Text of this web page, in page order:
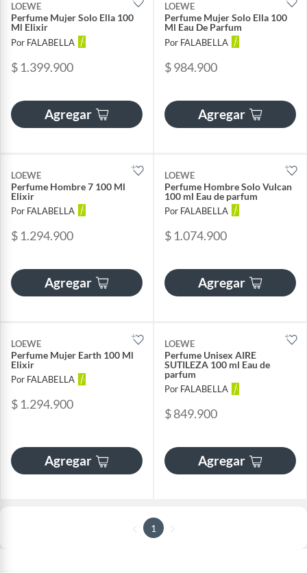
LOEWE
Perfume Mujer Solo Ella 100
Ml Elixir
Por FALABELLA
$ 1.399.900
Agregar
LOEWE
Perfume Mujer Solo Ella 100
Ml Eau De Parfum
Por FALABELLA
$ 984.900
Agregar
LOEWE
Perfume Hombre 7 100 Ml
Elixir
Por FALABELLA
$ 1.294.900
Agregar
LOEWE
Perfume Hombre Solo Vulcan
100 ml Eau de parfum
Por FALABELLA
$ 1.074.900
Agregar
LOEWE
Perfume Mujer Earth 100 Ml
Elixir
Por FALABELLA
$ 1.294.900
Agregar
LOEWE
Perfume Unisex AIRE
SUTILEZA 100 ml Eau de
parfum
Por FALABELLA
$ 849.900
Agregar
1